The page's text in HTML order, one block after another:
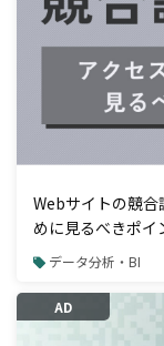
Webサイトの競合
めに見るべきポイ
データ分析・BI
AD